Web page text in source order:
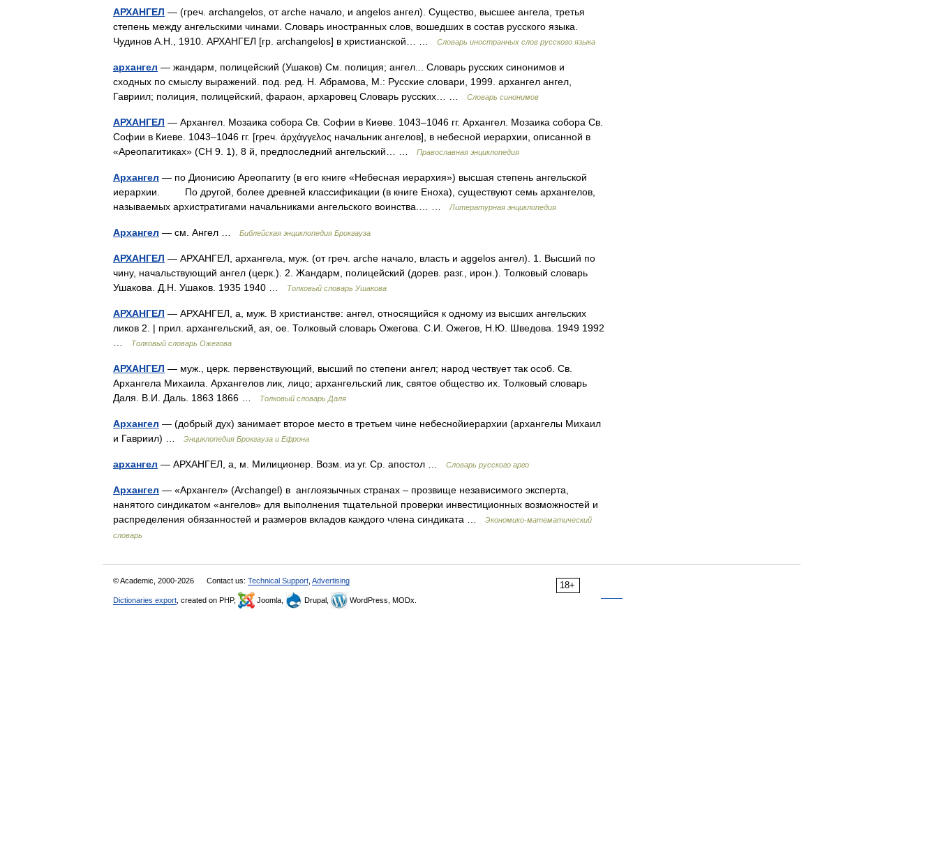
АРХАНГЕЛ — (греч. archangelos, от arche начало, и angelos ангел). Существо, высшее ангела, третья
степень между ангельскими чинами. Словарь иностранных слов, вошедших в состав русского языка.
Чудинов А.Н., 1910. АРХАНГЕЛ [гр. archangelos] в христианской… …
Словарь иностранных слов русского языка
архангел — жандарм, полицейский (Ушаков) См. полиция; ангел... Словарь русских синонимов и
сходных по смыслу выражений. под. ред. Н. Абрамова, М.: Русские словари, 1999. архангел ангел,
Гавриил; полиция, полицейский, фараон, архаровец Словарь русских… …
Словарь синонимов
АРХАНГЕЛ — Архангел. Мозаика собора Св. Софии в Киеве. 1043–1046 гг. Архангел. Мозаика собора Св.
Софии в Киеве. 1043–1046 гг. [греч. ἀρχάγγελος начальник ангелов], в небесной иерархии, описанной в
«Ареопагитиках» (CH 9. 1), 8 й, предпоследний ангельский… …
Православная энциклопедия
Архангел — по Дионисию Ареопагиту (в его книге «Небесная иерархия») высшая степень ангельской
иерархии. По другой, более древней классификации (в книге Еноха), существуют семь архангелов,
называемых архистратигами начальниками ангельского воинства.… …
Литературная энциклопедия
Архангел — см. Ангел … Библейская энциклопедия Брокгауза
АРХАНГЕЛ — АРХАНГЕЛ, архангела, муж. (от греч. arche начало, власть и aggelos ангел). 1. Высший по
чину, начальствующий ангел (церк.). 2. Жандарм, полицейский (дорев. разг., ирон.). Толковый словарь
Ушакова. Д.Н. Ушаков. 1935 1940 …
Толковый словарь Ушакова
АРХАНГЕЛ — АРХАНГЕЛ, а, муж. В христианстве: ангел, относящийся к одному из высших ангельских
ликов 2. | прил. архангельский, ая, ое. Толковый словарь Ожегова. С.И. Ожегов, Н.Ю. Шведова. 1949 1992
Толковый словарь Ожегова
АРХАНГЕЛ — муж., церк. первенствующий, высший по степени ангел; народ чествует так особ. Св.
Архангела Михаила. Архангелов лик, лицо; архангельский лик, святое общество их. Толковый словарь
Даля. В.И. Даль. 1863 1866 …
Толковый словарь Даля
Архангел — (добрый дух) занимает второе место в третьем чине небеснойиерархии (архангелы Михаил
и Гавриил) …
Энциклопедия Брокгауза и Ефрона
архангел — АРХАНГЕЛ, а, м. Милиционер. Возм. из уг. Ср. апостол … Словарь русского арго
Архангел — «Архангел» (Archangel) в англоязычных странах – прозвище независимого эксперта,
нанятого синдикатом «ангелов» для выполнения тщательной проверки инвестиционных возможностей и
распределения обязанностей и размеров вкладов каждого члена синдиката …
Экономико-математический
словарь
18+
© Academic, 2000-2026 Contact us: Technical Support Advertising
Dictionaries export , created on PHP, Joomla, Drupal, WordPress, MODx.